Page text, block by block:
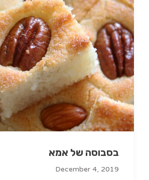
בסבוסה של אמא
December 4, 2019